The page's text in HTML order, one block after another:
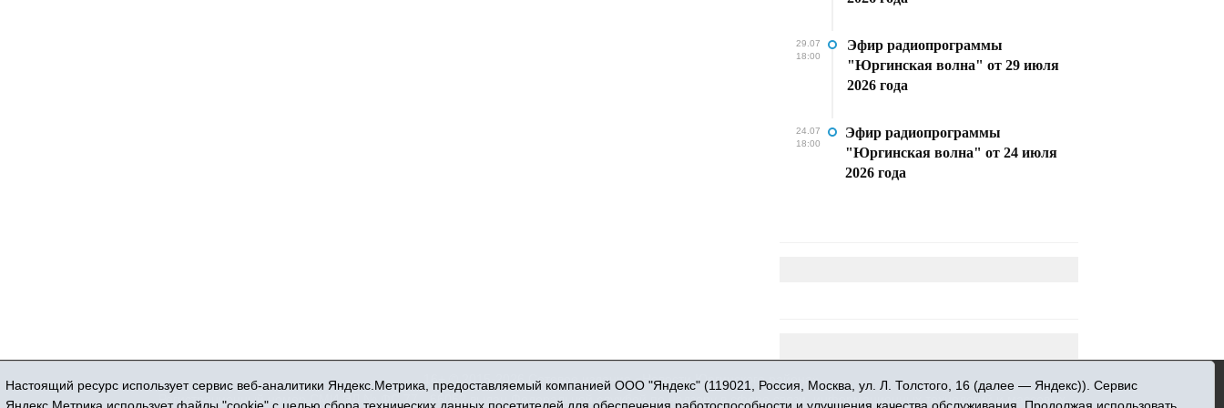
29.07
18:00
Эфир радиопрограммы
"Юргинская волна" от 29 июля
2026 года
24.07
18:00
Эфир радиопрограммы
"Юргинская волна" от 24 июля
2026 года
16+ © 2015-2026 Сетевое издание «Новости Юргинского района»
Регистрационный номер СМИ ЭЛ № ФС 77 - 66052 выдан Федеральной службой по надзору в сфере связи, информационных технологий и массовых
Настоящий ресурс использует сервис веб-аналитики Яндекс.Метрика, предоставляемый компанией ООО "Яндекс" (119021, Россия, Москва, ул. Л. Толстого, 16 (далее — Яндекс)). Сервис